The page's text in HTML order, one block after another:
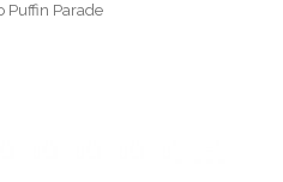
Puffin Parade